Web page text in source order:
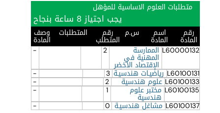
متطلبات العلوم الاساسية للمؤهل
يجب اجتياز 8 ساعة بنجاح
رقم
المادة
اسم
المادة
س.م رقم
المتطلب
المتطلبات وصف
المادة
L60000132 الممارسة
المهنية في
الإقتصاد الأخضر
2
-
L60100131 رياضيـات هندسيـة 3
-
L60100133 علوم هندسية 2
-
L60100135 مختبر علوم
هندسية
1
-
L60100137 مشاغل هندسيـة 0
-